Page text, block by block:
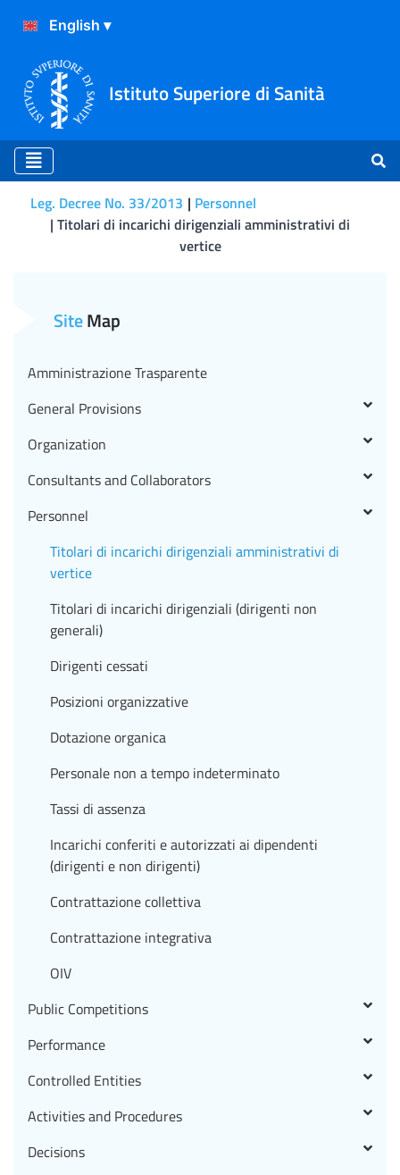
Istituto Superiore di Sanità
Leg. Decree No. 33/2013
Personnel
Titolari di incarichi dirigenziali amministrativi di
vertice
SiteMap
Amministrazione Trasparente
General Provisions
Organization
Consultants and Collaborators
Personnel
Titolari di incarichi dirigenziali amministrativi di
vertice
Titolari di incarichi dirigenziali (dirigenti non
generali)
Dirigenti cessati
Posizioni organizzative
Dotazione organica
Personale non a tempo indeterminato
Tassi di assenza
Incarichi conferiti e autorizzati ai dipendenti
(dirigenti e non dirigenti)
Contrattazione collettiva
Contrattazione integrativa
OIV
Public Competitions
Performance
Controlled Entities
Activities and Procedures
Decisions